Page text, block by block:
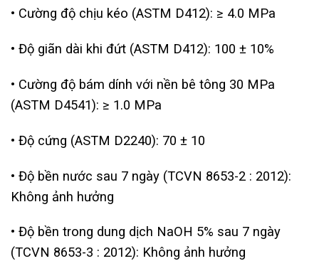
• Cường độ chịu kéo (ASTM D412): ≥ 4.0 MPa
• Độ giãn dài khi đứt (ASTM D412): 100 ± 10%
• Cường độ bám dính với nền bê tông 30 MPa
(ASTM D4541): ≥ 1.0 MPa
• Độ cứng (ASTM D2240): 70 ± 10
• Độ bền nước sau 7 ngày (TCVN 8653-2 : 2012):
Không ảnh hưởng
• Độ bền trong dung dịch NaOH 5% sau 7 ngày
(TCVN 8653-3 : 2012): Không ảnh hưởng